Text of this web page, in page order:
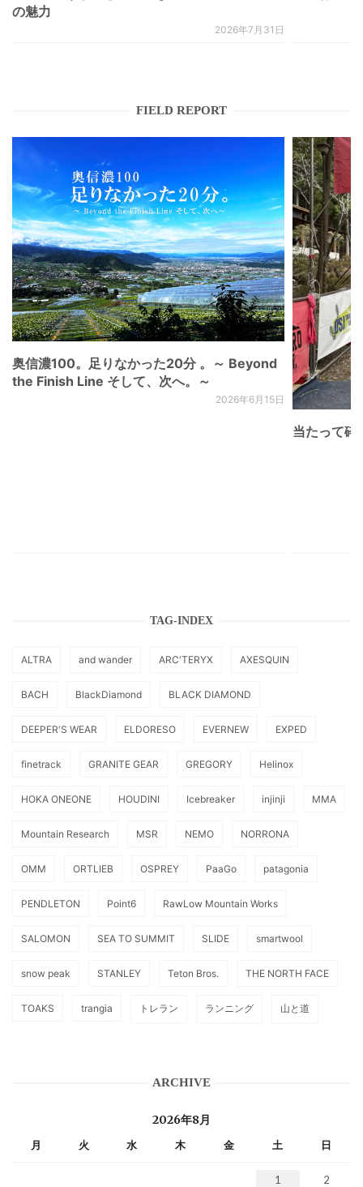
の魅力
2026年7月31日
FIELD REPORT
奥信濃100。足りなかった20分 。～ Beyond
the Finish Line そして、次へ。～
2026年6月15日
当たって砕
TAG-INDEX
ALTRA and wander ARC'TERYX AXESQUIN
BACH BlackDiamond BLACK DIAMOND
DEEPER'S WEAR ELDORESO EVERNEW EXPED
finetrack GRANITE GEAR GREGORY Helinox
HOKA ONEONE HOUDINI Icebreaker injinji MMA
Mountain Research MSR NEMO NORRONA
OMM ORTLIEB OSPREY PaaGo patagonia
PENDLETON Point6 RawLow Mountain Works
SALOMON SEA TO SUMMIT SLIDE smartwool
snow peak STANLEY Teton Bros. THE NORTH FACE
TOAKS trangia トレラン ランニング 山と道
ARCHIVE
2026年8月
月 火 水 木 金 土 日
1
2